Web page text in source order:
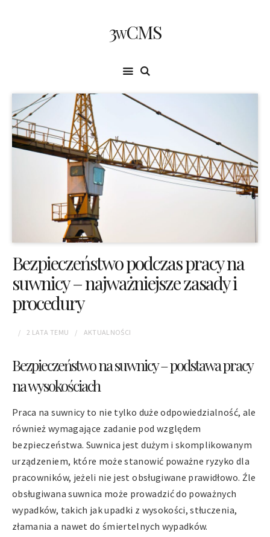
3wCMS
Bezpieczeństwo podczas pracy na
suwnicy – najważniejsze zasady i
procedury
2 LATA TEMU AKTUALNOŚCI
Bezpieczeństwo na suwnicy – podstawa pracy
na wysokościach
Praca na suwnicy to nie tylko duże odpowiedzialność, ale
również wymagające zadanie pod względem
bezpieczeństwa. Suwnica jest dużym i skomplikowanym
urządzeniem, które może stanowić poważne ryzyko dla
pracowników, jeżeli nie jest obsługiwane prawidłowo. Źle
obsługiwana suwnica może prowadzić do poważnych
wypadków, takich jak upadki z wysokości, stłuczenia,
złamania a nawet do śmiertelnych wypadków.